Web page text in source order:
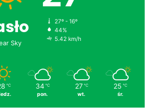
Sky
27º - 16º
44%
5.42 km/h
℃ 34 ℃
pon.
27 ℃
wt.
25 ℃
śr.